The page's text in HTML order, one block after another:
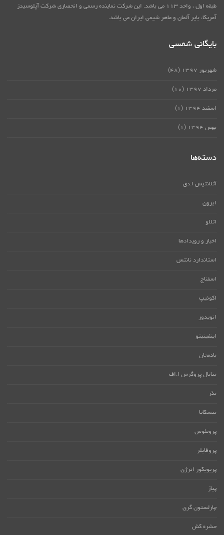
طبقه اول ، واحد ۱۱۳ می باشد. این شرکت نماینده رسمی و انحصاری شرکت آپلوسیدز
آمریکا، بایر آلمان و ماهر شیمی ایران می باشد.
بایگانی شمسی
شهریور ۱۳۹۷ (۴۸)
مرداد ۱۳۹۷ (۱۰)
اسفند ۱۳۹۴ (۱)
بهمن ۱۳۹۴ (۱)
دسته‌ها
آتلانتیس ا.دی
ابرون
اتللو
اخبار و رویدادها
استاندارد نانتس
اسفناج
اکوئیپ
انویدور
اینفینیتو
بادمجان
بتانال پروگرس ا.اف
بذر
بیسکایا
پروتئوس
پروفایلر
پریویکور انرژی
پیاز
چارلستون گری
حشره کش